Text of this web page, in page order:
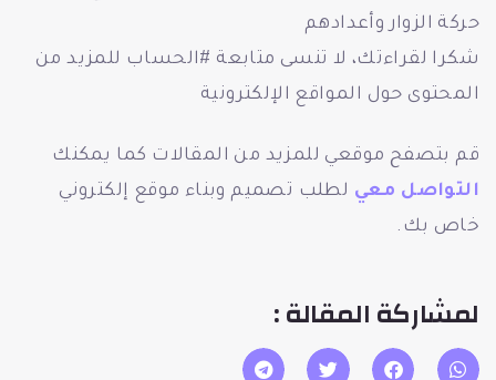
حركة الزوار وأعدادهم
شكرا لقراءتك، لا تنسى متابعة #الحساب للمزيد من
المحتوى حول المواقع الإلكترونية
قم بتصفح موقعي للمزيد من المقالات كما يمكنك
التواصل معي لطلب تصميم وبناء موقع إلكتروني
خاص بك.
لمشاركة المقالة :